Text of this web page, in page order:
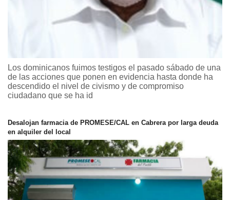
Los dominicanos fuimos testigos el pasado sábado de una
de las acciones que ponen en evidencia hasta donde ha
descendido el nivel de civismo y de compromiso
ciudadano que se ha id
Desalojan farmacia de PROMESE/CAL en Cabrera por larga deuda
en alquiler del local